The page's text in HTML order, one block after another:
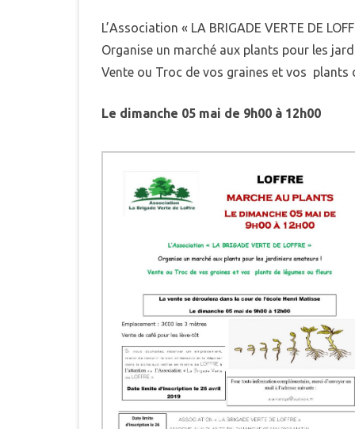
DÉMARCHES
L’Association « LA BRIGADE VERTE DE
Organise un marché aux plants pour les
Vente ou Troc de vos graines et vos plants
Le dimanche 05 mai de 9h00 à 12h00